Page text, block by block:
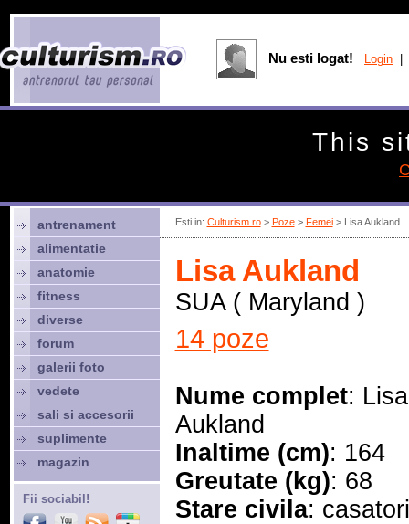
Esti in: Culturism.ro> Poze> Femei> Lisa Aukland
Lisa Aukland
SUA ( Maryland )
14 poze
Nume complet: Lisa
Aukland
Inaltime (cm): 164
Greutate (kg): 68
Stare civila:
antrenament
alimentatie
anatomie
fitness
diverse
forum
galerii foto
vedete
sali si accesorii
suplimente
magazin
Fii sociabil!
Nu esti logat! Login
This